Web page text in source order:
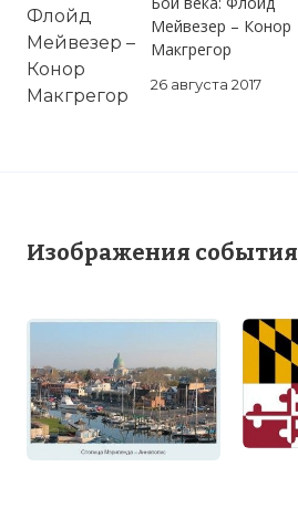
Мейвезер – Конор
Макгрегор
26 августа 2017
Изображения события